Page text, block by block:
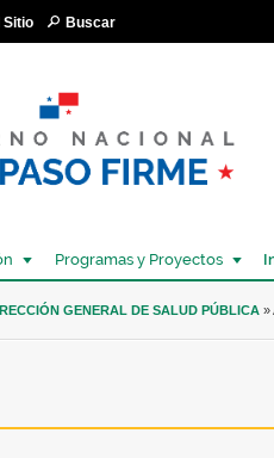
Sitio Buscar
Programas y Proyectos
AQUÍ
GENERAL DE SALUD PÚBLICA »